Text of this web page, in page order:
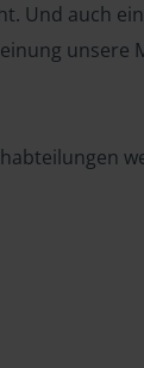
Und auch